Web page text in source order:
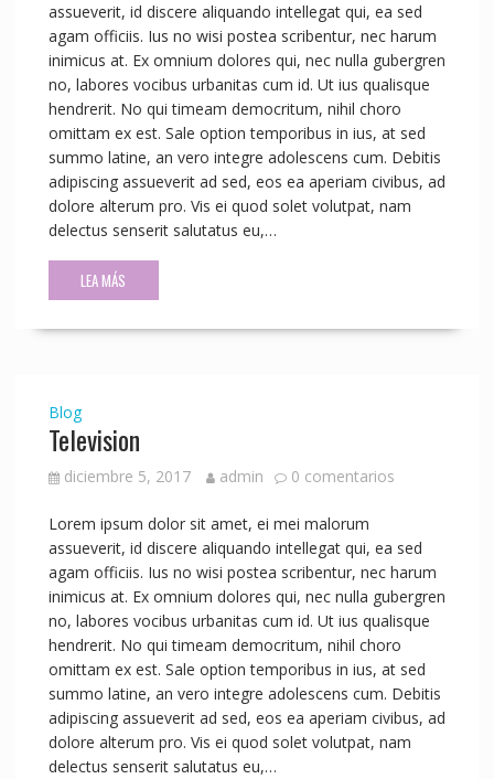
assueverit, id discere aliquando intellegat qui, ea sed
agam officiis. Ius no wisi postea scribentur, nec harum
inimicus at. Ex omnium dolores qui, nec nulla gubergren
no, labores vocibus urbanitas cum id. Ut ius qualisque
hendrerit. No qui timeam democritum, nihil choro
omittam ex est. Sale option temporibus in ius, at sed
summo latine, an vero integre adolescens cum. Debitis
adipiscing assueverit ad sed, eos ea aperiam civibus, ad
dolore alterum pro. Vis ei quod solet volutpat, nam
delectus senserit salutatus eu,…
LEA MÁS
Blog
Television
diciembre 5, 2017 admin 0 comentarios
Lorem ipsum dolor sit amet, ei mei malorum
assueverit, id discere aliquando intellegat qui, ea sed
agam officiis. Ius no wisi postea scribentur, nec harum
inimicus at. Ex omnium dolores qui, nec nulla gubergren
no, labores vocibus urbanitas cum id. Ut ius qualisque
hendrerit. No qui timeam democritum, nihil choro
omittam ex est. Sale option temporibus in ius, at sed
summo latine, an vero integre adolescens cum. Debitis
adipiscing assueverit ad sed, eos ea aperiam civibus, ad
dolore alterum pro. Vis ei quod solet volutpat, nam
delectus senserit salutatus eu,…